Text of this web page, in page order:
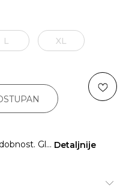
L XL
Gl... Detaljnije